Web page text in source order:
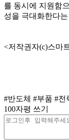
를 동시에 지원함
성을 극대화한다
<저작권자(c)스마
#반도체 #부품 #전
100자평 쓰기